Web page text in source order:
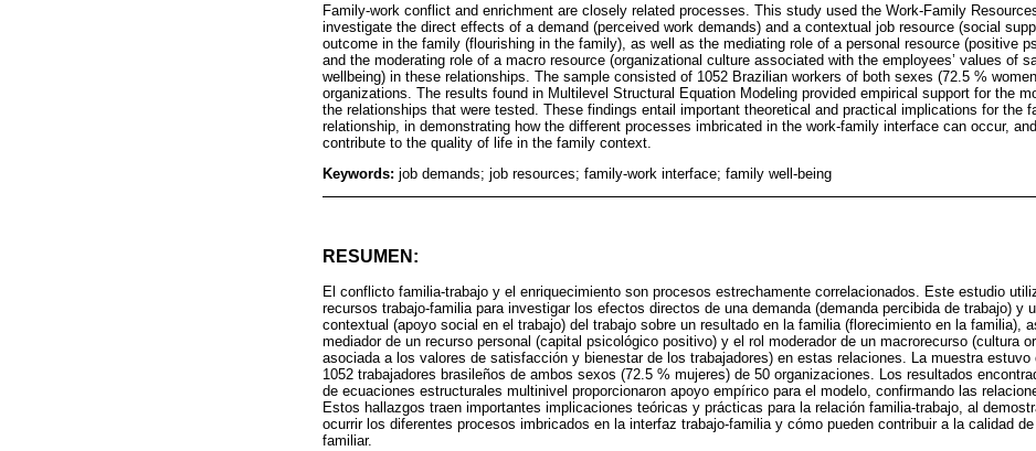
Family-work conflict and enrichment are closely related processes. This study used the Work-Family
investigate the direct effects of a demand (perceived work demands) and a contextual job resource (social
outcome in the family (flourishing in the family), as well as the mediating role of a personal resource (positive
and the moderating role of a macro resource (organizational culture associated with the employees’ values of
wellbeing) in these relationships. The sample consisted of 1052 Brazilian workers of both sexes (72.5 %
organizations. The results found in Multilevel Structural Equation Modeling provided empirical support for the
the relationships that were tested. These findings entail important theoretical and practical implications for the
relationship, in demonstrating how the different processes imbricated in the work-family interface can occur,
contribute to the quality of life in the family context.
Keywords: job demands; job resources; family-work interface; family well-being
RESUMEN:
El conflicto familia-trabajo y el enriquecimiento son procesos estrechamente correlacionados. Este estudio
recursos trabajo-familia para investigar los efectos directos de una demanda (demanda percibida de trabajo) y
contextual (apoyo social en el trabajo) del trabajo sobre un resultado en la familia (florecimiento en la familia),
mediador de un recurso personal (capital psicológico positivo) y el rol moderador de un macrorecurso (cultura
asociada a los valores de satisfacción y bienestar de los trabajadores) en estas relaciones. La muestra estuvo
1052 trabajadores brasileños de ambos sexos (72.5 % mujeres) de 50 organizaciones. Los resultados
de ecuaciones estructurales multinivel proporcionaron apoyo empírico para el modelo, confirmando las
Estos hallazgos traen importantes implicaciones teóricas y prácticas para la relación familia-trabajo, al
ocurrir los diferentes procesos imbricados en la interfaz trabajo-familia y cómo pueden contribuir a la calidad
familiar.